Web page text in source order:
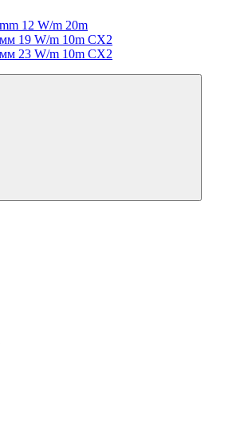
12 W/m 20m
19 W/m 10m CX2
23 W/m 10m CX2